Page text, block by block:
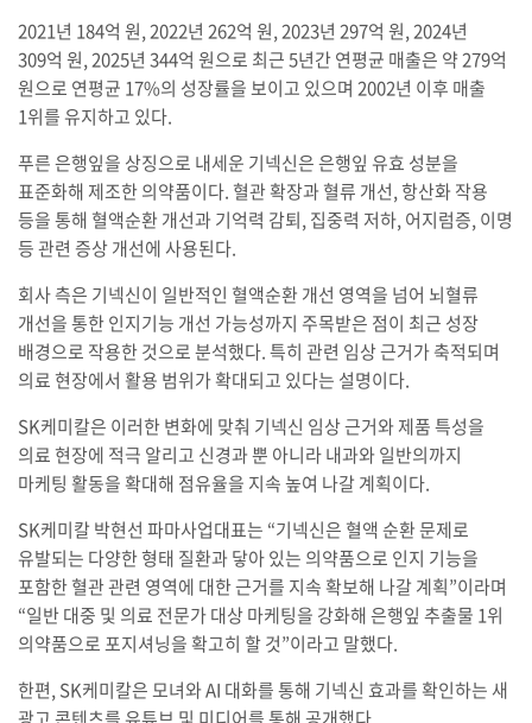
2021년 184억 원, 2022년 262억 원, 2023년 297억 원, 2024년
309억 원, 2025년 344억 원으로 최근 5년간 연평균 매출은 약 279억
원으로 연평균 17%의 성장률을 보이고 있으며 2002년 이후 매출
1위를 유지하고 있다.
푸른 은행잎을 상징으로 내세운 기넥신은 은행잎 유효 성분을
표준화해 제조한 의약품이다. 혈관 확장과 혈류 개선, 항산화 작용
등을 통해 혈액순환 개선과 기억력 감퇴, 집중력 저하, 어지럼증, 이명
등 관련 증상 개선에 사용된다.
회사 측은 기넥신이 일반적인 혈액순환 개선 영역을 넘어 뇌혈류
개선을 통한 인지기능 개선 가능성까지 주목받은 점이 최근 성장
배경으로 작용한 것으로 분석했다. 특히 관련 임상 근거가 축적되며
의료 현장에서 활용 범위가 확대되고 있다는 설명이다.
SK케미칼은 이러한 변화에 맞춰 기넥신 임상 근거와 제품 특성을
의료 현장에 적극 알리고 신경과 뿐 아니라 내과와 일반의까지
마케팅 활동을 확대해 점유율을 지속 높여 나갈 계획이다.
SK케미칼 박현선 파마사업대표는 “기넥신은 혈액 순환 문제로
유발되는 다양한 형태 질환과 닿아 있는 의약품으로 인지 기능을
포함한 혈관 관련 영역에 대한 근거를 지속 확보해 나갈 계획”이라며
“일반 대중 및 의료 전문가 대상 마케팅을 강화해 은행잎 추출물 1위
의약품으로 포지셔닝을 확고히 할 것”이라고 말했다.
한편, SK케미칼은 모녀와 AI 대화를 통해 기넥신 효과를 확인하는 새